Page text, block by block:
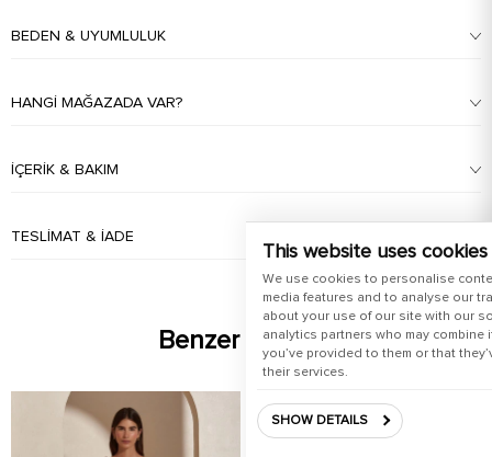
This website uses cookies
We use cookies to personalise
media features and to analyse our
about your use of our site with our
analytics partners who may
you’ve provided to them or that
their services.
SHOW DETAILS
BEDEN & UYUMLULUK
HANGI MAĞAZADA VAR?
İÇERIK & BAKIM
TESLIMAT & İADE
Benzer Ürünler